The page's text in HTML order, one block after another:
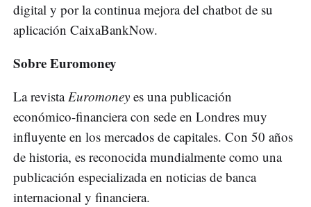
digital y por la continua mejora del chatbot de su
aplicación CaixaBankNow.
Sobre Euromoney
La revistaEuromoney es una publicación
económico-financiera con sede en Londres muy
influyente en los mercados de capitales. Con 50 años
de historia, es reconocida mundialmente como una
publicación especializada en noticias de banca
internacional y financiera.